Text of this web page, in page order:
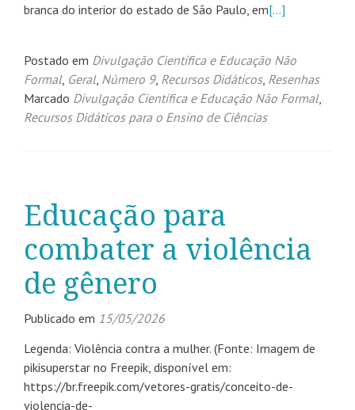
branca do interior do estado de São Paulo, em[…]
Postado em Divulgação Científica e Educação Não
Formal, Geral, Número 9, Recursos Didáticos, Resenhas
Marcado Divulgação Científica e Educação Não Formal,
Recursos Didáticos para o Ensino de Ciências
Educação para
combater a violência
de gênero
Publicado em 15/05/2026
Legenda: Violência contra a mulher. (Fonte: Imagem de
pikisuperstar no Freepik, disponível em:
https://br.freepik.com/vetores-gratis/conceito-de-
violencia-de-